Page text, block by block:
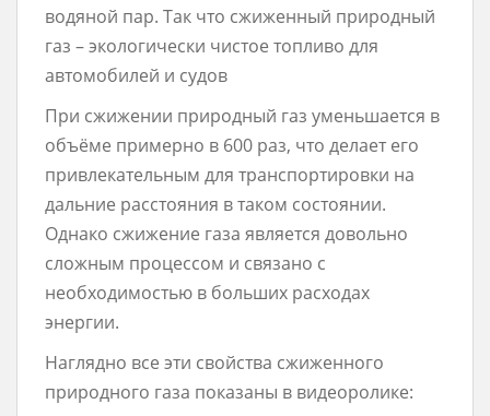
водяной пар. Так что сжиженный природный
газ – экологически чистое топливо для
автомобилей и судов
При сжижении природный газ уменьшается в
объёме примерно в 600 раз, что делает его
привлекательным для транспортировки на
дальние расстояния в таком состоянии.
Однако сжижение газа является довольно
сложным процессом и связано с
необходимостью в больших расходах
энергии.
Наглядно все эти свойства сжиженного
природного газа показаны в видеоролике: